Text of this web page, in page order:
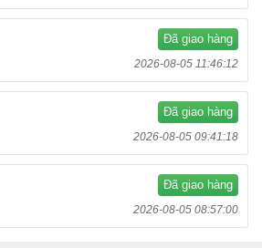
Đã giao hàng
2026-08-05 11:46:12
Đã giao hàng
2026-08-05 09:41:18
Đã giao hàng
2026-08-05 08:57:00